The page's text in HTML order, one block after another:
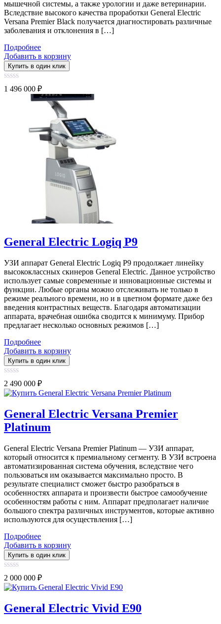
мышечной системы, а также урологии и даже ветеринарии.
Вследствие высокого качества проработки General Electric
Versana Premier Black получается диагностировать различные
заболевания и отклонения в […]
Подробнее
Добавить в корзину
Купить в один клик
01 496 000 ₽
General Electric Logiq P9
УЗИ аппарат General Electric Logiq P9 продолжает линейку
высококлассных скинеров General Electric. Данное устройство
использует самые современные и инновационные системы и
функции. Любые органы можно отслеживать не только в
режиме реального времени, но и в цветном формате даже без
введения контрастных веществ. Благодаря автоматизации
аппарата, врачебная ошибка сводится к минимуму. Прибор
предлагает несколько основных режимов […]
Подробнее
Добавить в корзину
Купить в один клик
0
out
of
2 490 000 ₽
General Electric Versana Premier
Platinum
General Electric Versana Premier Platinum — УЗИ аппарат,
который относится к премиальному сегменту. В УЗИ встроена
автоматизированная система обучения, вследствие чего
пользоваться им оказывается максимально просто. В
результате специалист сможет быстро разобраться в
особенностях аппарата и произвести быстрое самообучение
особенностям работы с ним. Аппарат предполагает наличие
большого спектра различных инструментов, которые активно
используются для осуществления […]
Подробнее
Добавить в корзину
Купить в один клик
0
out
of
2 000 000 ₽
General Electric Vivid E90